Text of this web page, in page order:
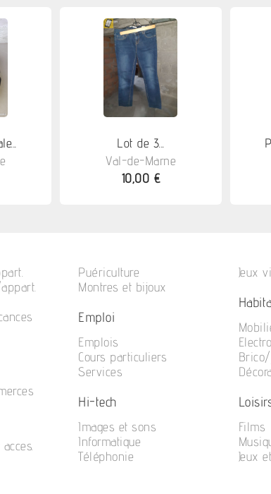
Lot de 3...
Val-de-Marne
10,00 €
Puériculture
Montres et bijoux
Emploi
Emplois
Cours particuliers
Services
Hi-tech
Images et sons
Informatique
Téléphonie
Jeux
Films
Jeux